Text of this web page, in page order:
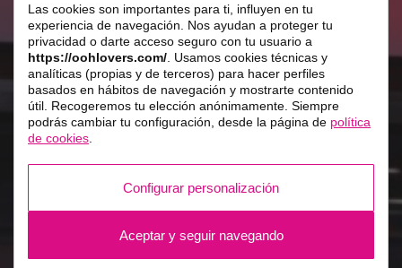
Las cookies son importantes para ti, influyen en tu
experiencia de navegación. Nos ayudan a proteger tu
privacidad o darte acceso seguro con tu usuario a
https://oohlovers.com/ . Usamos cookies técnicas y
analíticas (propias y de terceros) para hacer perfiles
basados en hábitos de navegación y mostrarte contenido
útil. Recogeremos tu elección anónimamente. Siempre
podrás cambiar tu configuración, desde la página de política
de cookies
Configurar personalización
Aceptar y seguir navegando